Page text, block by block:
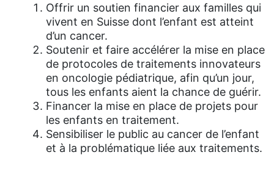
Offrir un soutien financier aux familles qui
vivent en Suisse dont l’enfant est atteint
d’un cancer.
Soutenir et faire accélérer la mise en place
de protocoles de traitements innovateurs
en oncologie pédiatrique, afin qu’un jour,
tous les enfants aient la chance de guérir.
Financer la mise en place de projets pour
les enfants en traitement.
Sensibiliser le public au cancer de l’enfant
et à la problématique liée aux traitements.